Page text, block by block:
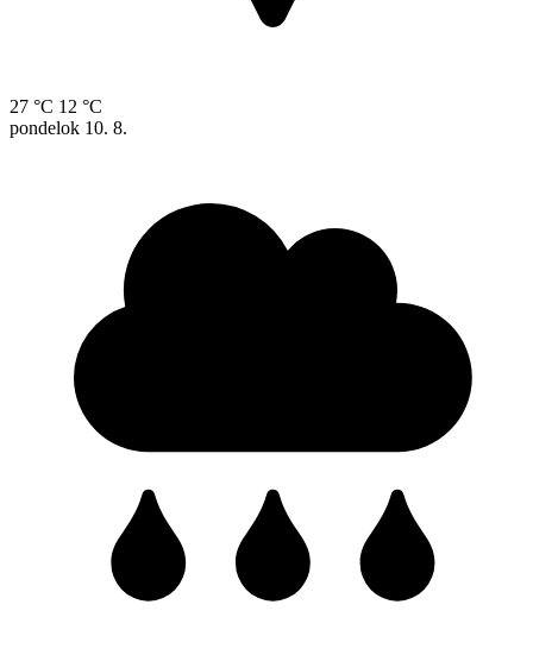
27 °C 12 °C
pondelok 10. 8.